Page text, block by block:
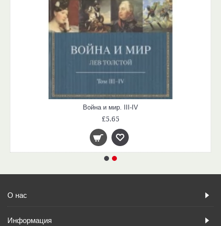
Война и мир. III-IV
£5.65
О нас
Информация